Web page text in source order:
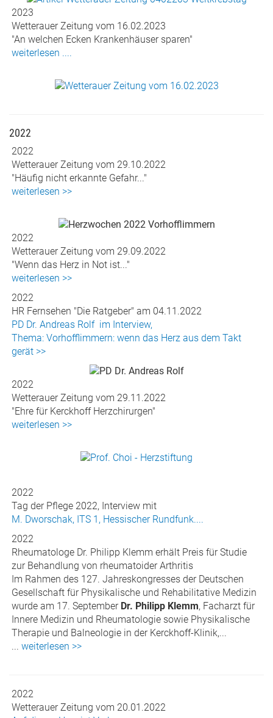
2023
Wetterauer Zeitung vom 16.02.2023
"An welchen Ecken Krankenhäuser sparen"
weiterlesen ....
2022
2022
Wetterauer Zeitung vom 29.10.2022
"Häufig nicht erkannte Gefahr..."
weiterlesen >>
2022
Wetterauer Zeitung vom 29.09.2022
"Wenn das Herz in Not ist..."
weiterlesen >>
2022
HR Fernsehen "Die Ratgeber" am 04.11.2022
PD Dr. Andreas Rolf im Interview,
Thema: Vorhofflimmern: wenn das Herz aus dem Takt
gerät >>
2022
Wetterauer Zeitung vom 29.11.2022
"Ehre für Kerckhoff Herzchirurgen"
weiterlesen >>
2022
Tag der Pflege 2022, Interview mit
M. Dworschak, ITS 1, Hessischer Rundfunk....
2022
Rheumatologe Dr. Philipp Klemm erhält Preis für Studie
zur Behandlung von rheumatoider Arthritis
Im Rahmen des 127. Jahreskongresses der Deutschen
Gesellschaft für Physikalische und Rehabilitative Medizin
wurde am 17. September Dr. Philipp Klemm, Facharzt für
Innere Medizin und Rheumatologie sowie Physikalische
Therapie und Balneologie in der Kerckhoff-Klinik,...
...weiterlesen >>
2022
Wetterauer Zeitung vom 20.01.2022